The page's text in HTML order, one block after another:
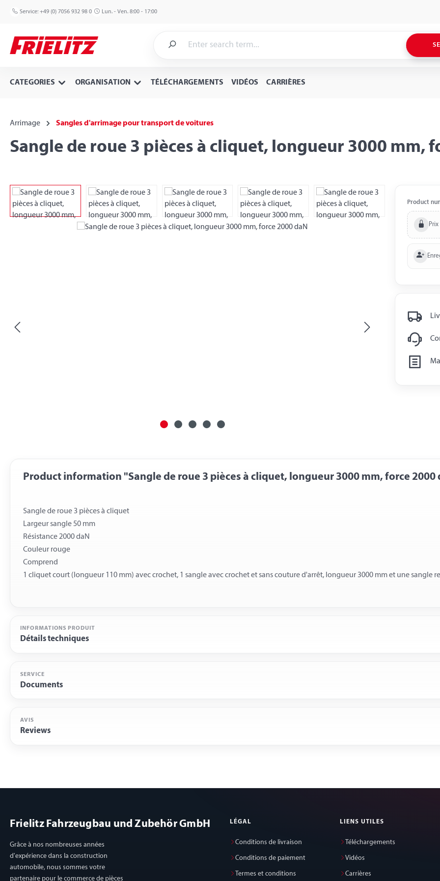
to main content
Skip to search
Skip to main navigation
Service: +49 (0) 7056 932 98 0 Lun. - Ven. 8:00 - 17:00
CATEGORIES ORGANISATION TÉLÉCHARGEMENTS VIDÉOS CARRIÈRES
Arrimage Sangles d'arrimage pour transport de voitures
Sangle de roue 3 pièces à cliquet, longueur 3000 mm,
Skip image gallery
Product
Product information "Sangle de roue 3 pièces à cliquet, longueur 3000 mm, force 2000
Sangle de roue 3 pièces à cliquet
Largeur sangle 50 mm
Résistance 2000 daN
Couleur rouge
Comprend
INFORMATIONS PRODUIT
Détails techniques
SERVICE
Documents
AVIS
Reviews
Frielitz Fahrzeugbau und Zubehör GmbH
Grâce à nos nombreuses années
d'expérience dans la construction
automobile, nous sommes votre
partenaire pour le commerce de pièces
LÉGAL
Conditions de livraison
Conditions de paiement
Termes et conditions
LIENS UTILES
Téléchargements
Vidéos
Carrières